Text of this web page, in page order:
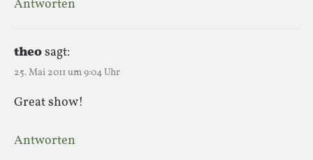
Antworten
theosagt:
25. Mai 2011 um 9:04 Uhr
Great show!
Antworten